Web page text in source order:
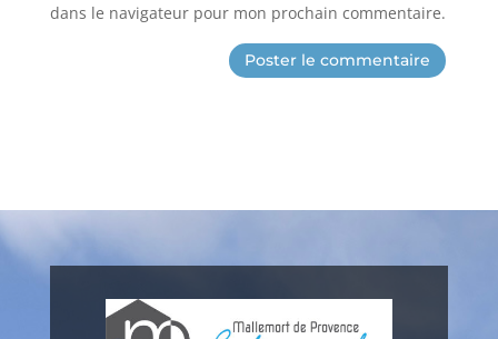
dans le navigateur pour mon prochain commentaire.